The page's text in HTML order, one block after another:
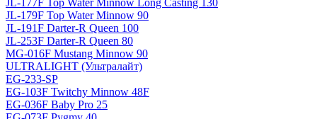
JL-177F Top Water Minnow Long Casting 130
JL-179F Top Water Minnow 90
JL-191F Darter-R Queen 100
JL-253F Darter-R Queen 80
MG-016F Mustang Minnow 90
ULTRALIGHT (Ультралайт)
EG-233-SP
EG-103F Twitchy Minnow 48F
EG-036F Baby Pro 25